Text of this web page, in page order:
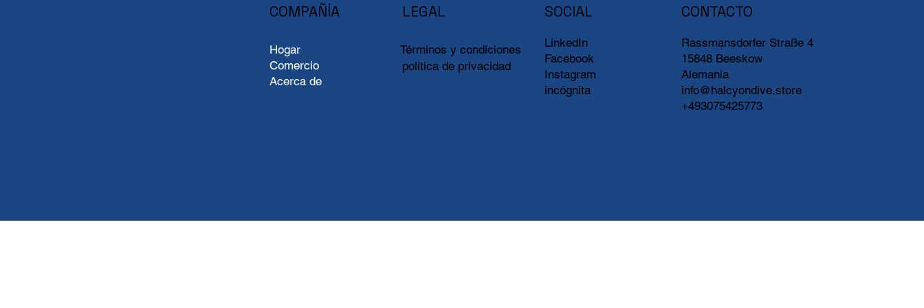
COMPAÑÍA
Hogar
Comercio
Acerca de
LEGAL
Términos y condiciones
política de privacidad
SOCIAL
LinkedIn
Facebook
Instagram
incógnita
CONTACTO
Rassmansdorfer Straße 4
15848 Beeskow
Alemania
info@halcyondive.store
+493075425773